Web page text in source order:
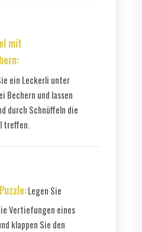
mit
ein Leckerli unter
Bechern und lassen
durch Schnüffeln die
treffen.
Legen Sie
Vertiefungen eines
klappen Sie den